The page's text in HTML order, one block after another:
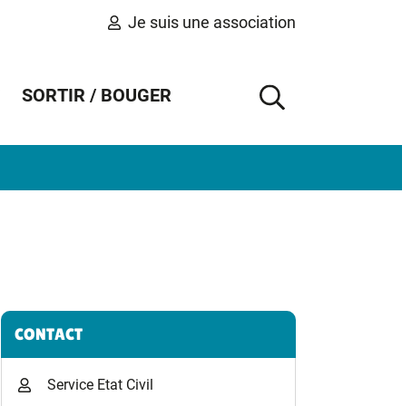
Je suis une association
SORTIR / BOUGER
AFFICHER
Informations complémentaires
CONTACT
Service Etat Civil